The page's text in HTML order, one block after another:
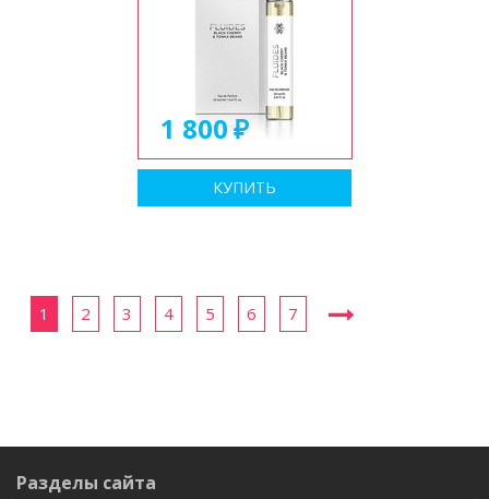
1 800
КУПИТЬ
1 2 3 4 5 6 7
Разделы сайта